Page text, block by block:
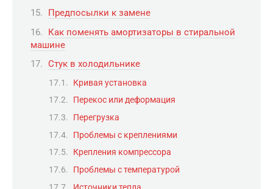
Предпосылки к замене
Как поменять амортизаторы в стиральной
машине
Стук в холодильнике
Кривая установка
Перекос или деформация
Перегрузка
Проблемы с креплениями
Крепления компрессора
Проблемы с температурой
Источники тепла